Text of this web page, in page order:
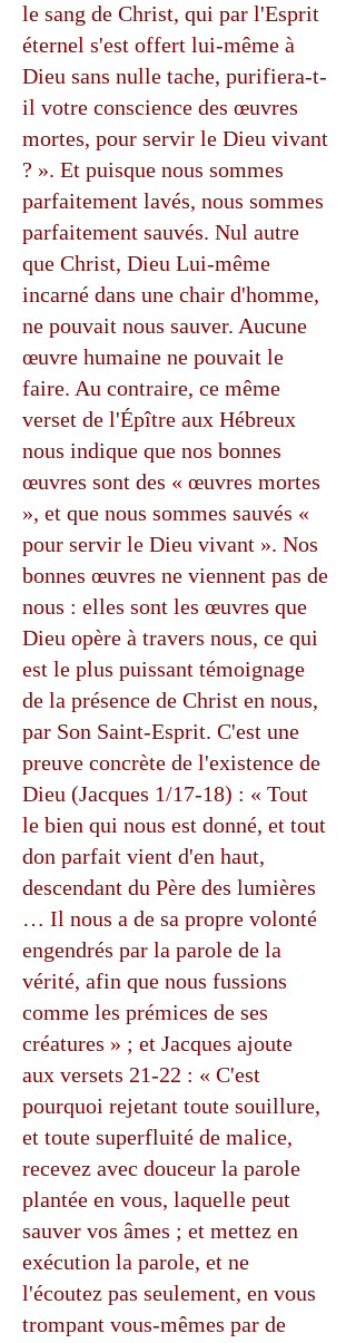
le sang de Christ, qui par l'Esprit
éternel s'est offert lui-même à
Dieu sans nulle tache, purifiera-t-
il votre conscience des œuvres
mortes, pour servir le Dieu vivant
? ». Et puisque nous sommes
parfaitement lavés, nous sommes
parfaitement sauvés. Nul autre
que Christ, Dieu Lui-même
incarné dans une chair d'homme,
ne pouvait nous sauver. Aucune
œuvre humaine ne pouvait le
faire. Au contraire, ce même
verset de l'Épître aux Hébreux
nous indique que nos bonnes
œuvres sont des « œuvres mortes
», et que nous sommes sauvés «
pour servir le Dieu vivant ». Nos
bonnes œuvres ne viennent pas de
nous : elles sont les œuvres que
Dieu opère à travers nous, ce qui
est le plus puissant témoignage
de la présence de Christ en nous,
par Son Saint-Esprit. C'est une
preuve concrète de l'existence de
Dieu (Jacques 1/17-18) : « Tout
le bien qui nous est donné, et tout
don parfait vient d'en haut,
descendant du Père des lumières
… Il nous a de sa propre volonté
engendrés par la parole de la
vérité, afin que nous fussions
comme les prémices de ses
créatures » ; et Jacques ajoute
aux versets 21-22 : « C'est
pourquoi rejetant toute souillure,
et toute superfluité de malice,
recevez avec douceur la parole
plantée en vous, laquelle peut
sauver vos âmes ; et mettez en
exécution la parole, et ne
l'écoutez pas seulement, en vous
trompant vous-mêmes par de